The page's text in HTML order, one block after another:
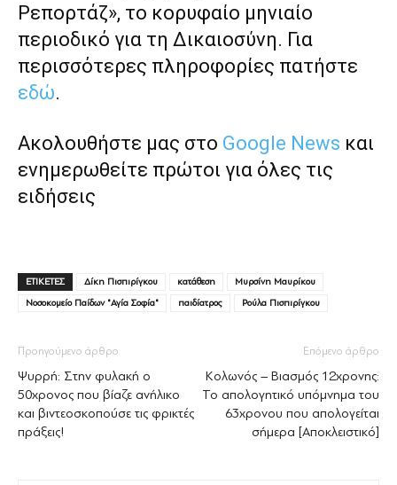
Ρεπορτάζ», το κορυφαίο μηνιαίο
περιοδικό για τη Δικαιοσύνη. Για
περισσότερες πληροφορίες πατήστε
εδώ.
Ακολουθήστε μας στο Google News και
ενημερωθείτε πρώτοι για όλες τις
ειδήσεις
ΕΤΙΚΕΤΕΣ Δίκη Πισπιρίγκου κατάθεση
Μυρσίνη Μαυρίκου
Νοσοκομείο Παίδων "Αγία Σοφία"
παιδίατρος Ρούλα Πισπιρίγκου
Προηγούμενο άρθρο
Ψυρρή: Στην φυλακή ο
50χρονος που βίαζε ανήλικο
και βιντεοσκοπούσε τις φρικτές
πράξεις!
Επόμενο άρθρο
Κολωνός – Βιασμός 12χρονης:
Το απολογητικό υπόμνημα του
63χρονου που απολογείται
σήμερα [Αποκλειστικό]